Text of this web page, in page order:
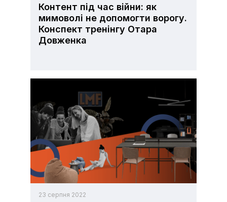
Контент під час війни: як
мимоволі не допомогти ворогу.
Конспект тренінгу Отара
Довженка
23 серпня 2022